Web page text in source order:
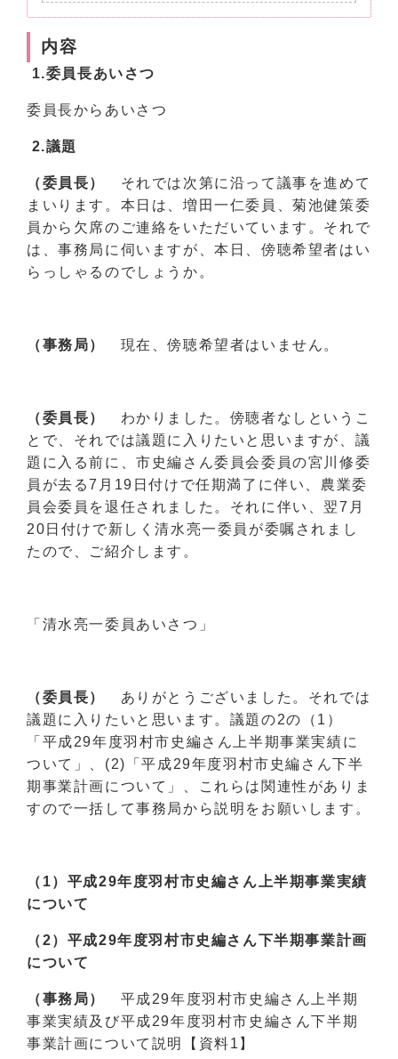
内容
1.委員長あいさつ
委員長からあいさつ
2.議題
（委員長）
それでは次第に沿って議事を進めて
まいります。本日は、増田一仁委員、菊池健策委
員から欠席のご連絡をいただいています。それで
は、事務局に伺いますが、本日、傍聴希望者はい
らっしゃるのでしょうか。
（事務局） 現在、傍聴希望者はいません。
（委員長）
わかりました。傍聴者なしというこ
とで、それでは議題に入りたいと思いますが、議
題に入る前に、市史編さん委員会委員の宮川修委
員が去る7月19日付けで任期満了に伴い、農業委
員会委員を退任されました。それに伴い、翌7月
20日付けで新しく清水亮一委員が委嘱されまし
たので、ご紹介します。
「清水亮一委員あいさつ」
（委員長）
ありがとうございました。それでは
議題に入りたいと思います。議題の2の（1）
「平成29年度羽村市史編さん上半期事業実績に
ついて」、(2)「平成29年度羽村市史編さん下半
期事業計画について」、これらは関連性がありま
すので一括して事務局から説明をお願いします。
（1）平成29年度羽村市史編さん上半期事業実績
について
（2）平成29年度羽村市史編さん下半期事業計画
について
（事務局） 平成29年度羽村市史編さん上半期
事業実績及び平成29年度羽村市史編さん下半期
事業計画について説明【資料1】